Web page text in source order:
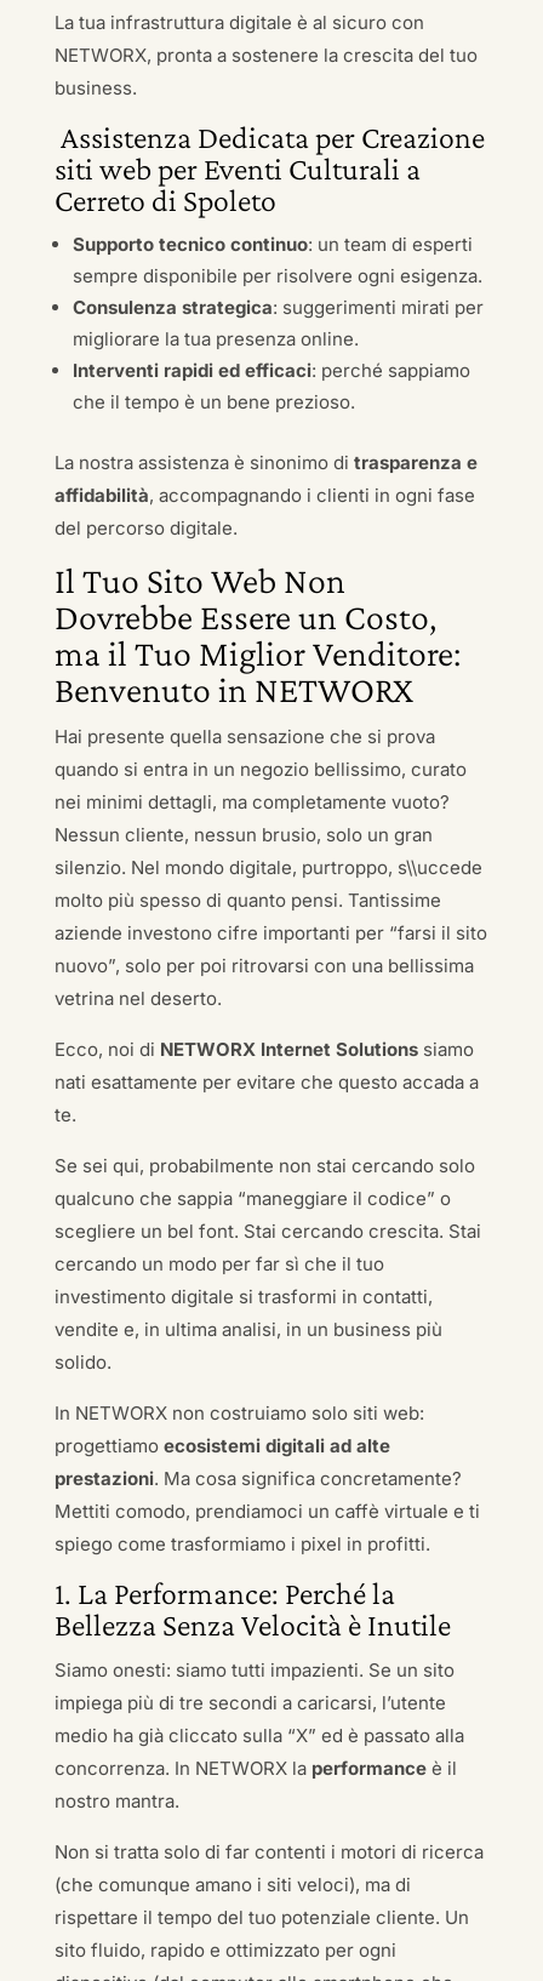
La tua infrastruttura digitale è al sicuro con
NETWORX, pronta a sostenere la crescita del tuo
business.
Assistenza Dedicata per Creazione
siti web per Eventi Culturali a
Cerreto di Spoleto
Supporto tecnico continuo: un team di esperti
sempre disponibile per risolvere ogni esigenza.
Consulenza strategica: suggerimenti mirati per
migliorare la tua presenza online.
Interventi rapidi ed efficaci: perché sappiamo
che il tempo è un bene prezioso.
La nostra assistenza è sinonimo di trasparenza e
affidabilità, accompagnando i clienti in ogni fase
del percorso digitale.
Il Tuo Sito Web Non
Dovrebbe Essere un Costo,
ma il Tuo Miglior Venditore:
Benvenuto in NETWORX
Hai presente quella sensazione che si prova
quando si entra in un negozio bellissimo, curato
nei minimi dettagli, ma completamente vuoto?
Nessun cliente, nessun brusio, solo un gran
silenzio. Nel mondo digitale, purtroppo, s\\uccede
molto più spesso di quanto pensi. Tantissime
aziende investono cifre importanti per “farsi il sito
nuovo”, solo per poi ritrovarsi con una bellissima
vetrina nel deserto.
Ecco, noi di NETWORX Internet Solutionssiamo
nati esattamente per evitare che questo accada a
te.
Se sei qui, probabilmente non stai cercando solo
qualcuno che sappia “maneggiare il codice” o
scegliere un bel font. Stai cercando crescita. Stai
cercando un modo per far sì che il tuo
investimento digitale si trasformi in contatti,
vendite e, in ultima analisi, in un business più
solido.
In NETWORX non costruiamo solo siti web:
progettiamo ecosistemi digitali ad alte
prestazioni. Ma cosa significa concretamente?
Mettiti comodo, prendiamoci un caffè virtuale e ti
spiego come trasformiamo i pixel in profitti.
1. La Performance: Perché la
Bellezza Senza Velocità è Inutile
Siamo onesti: siamo tutti impazienti. Se un sito
impiega più di tre secondi a caricarsi, l’utente
medio ha già cliccato sulla “X” ed è passato alla
concorrenza. In NETWORX la performanceè il
nostro mantra.
Non si tratta solo di far contenti i motori di ricerca
(che comunque amano i siti veloci), ma di
rispettare il tempo del tuo potenziale cliente. Un
sito fluido, rapido e ottimizzato per ogni